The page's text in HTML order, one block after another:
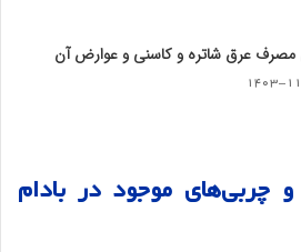
عرق شاتره و کاسنی و عوارض آن
۱۱-۱۳
و چربیهای موجود در بادام